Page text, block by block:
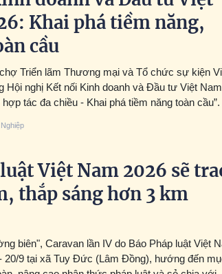
Khai phá tiềm năng,
cầu
Triển lãm Thương mại và Tổ chức sự kiện
Hội nghị Kết nối Kinh doanh và Đầu tư Việt
tác đa chiều - Khai phá tiềm năng toàn cầu”.
Việt Nam 2026 sẽ
thắp sáng hơn 3 km
biên", Caravan lần IV do Báo Pháp luật Việt
20/9 tại xã Tuy Đức (Lâm Đồng), hướng đến